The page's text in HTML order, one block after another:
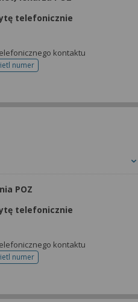
telefonicznie
kontaktu
numer
telefonu do rejestracji
POZ
telefonicznie
kontaktu
numer
telefonu do rejestracji